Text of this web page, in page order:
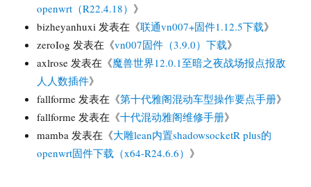
openwrt（R22.4.18） 》
bizheyanhuxi 发表在《联通vn007+固件1.12.5下载》
zeroIog 发表在《vn007固件（3.9.0）下载》
axlrose 发表在《魔兽世界12.0.1至暗之夜战场报点报敌
人人数插件》
fallforme 发表在《第十代雅阁混动车型操作要点手册》
fallforme 发表在《十代混动雅阁维修手册》
mamba 发表在《大雕lean内置shadowsocketR plus的
openwrt固件下载（x64-R24.6.6） 》